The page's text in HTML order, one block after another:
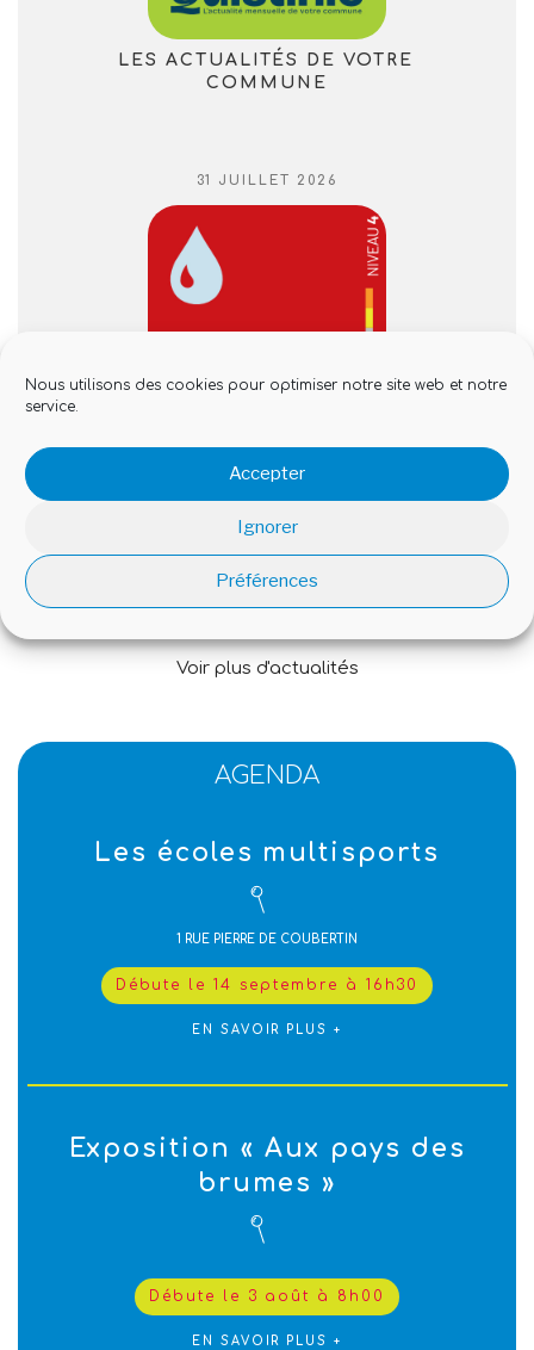
Nous utilisons des cookies pour optimiser notre site web et notre
service.
Accepter
Ignorer
Préférences
LES ACTUALITÉS DE VOTRE
COMMUNE
PUBLIÉ
31 JUILLET 2026
CRISE SÉCHERESSE, LES
INTERDICTIONS EN VIGUEUR
Voir plus d'actualités
AGENDA
Les écoles multisports
1 RUE PIERRE DE COUBERTIN
Débute le 14 septembre à 16h30
EN SAVOIR PLUS +
Exposition « Aux pays des
brumes »
Débute le 3 août à 8h00
EN SAVOIR PLUS +